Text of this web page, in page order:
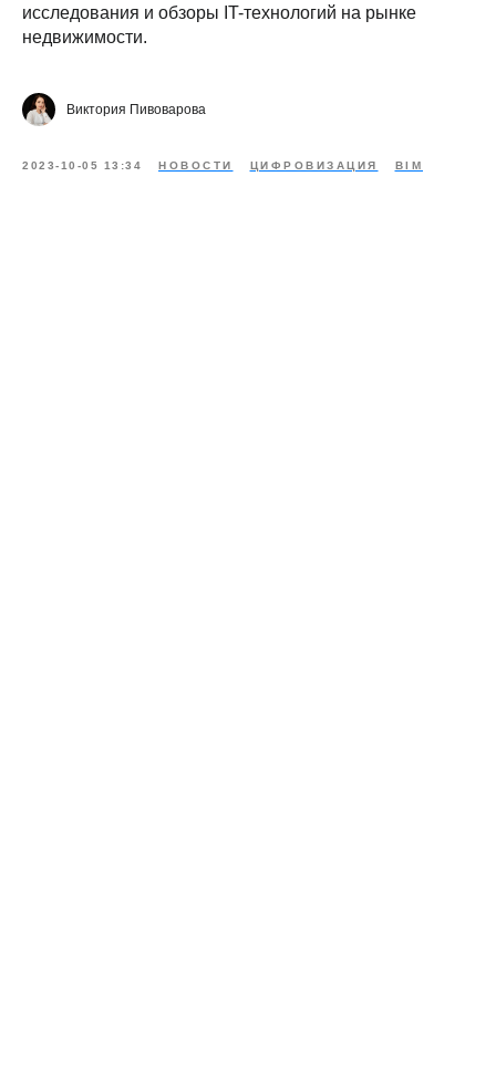
исследования и обзоры IT-технологий на рынке
недвижимости.
Виктория Пивоварова
2023-10-05 13:34 НОВОСТИ ЦИФРОВИЗАЦИЯ BIM